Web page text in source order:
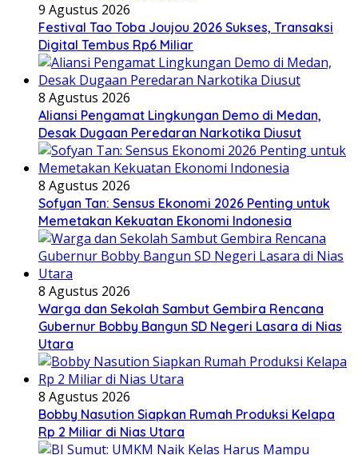
9 Agustus 2026
Festival Tao Toba Joujou 2026 Sukses, Transaksi
Digital Tembus Rp6 Miliar
8 Agustus 2026
Aliansi Pengamat Lingkungan Demo di Medan,
Desak Dugaan Peredaran Narkotika Diusut
8 Agustus 2026
Sofyan Tan: Sensus Ekonomi 2026 Penting untuk
Memetakan Kekuatan Ekonomi Indonesia
8 Agustus 2026
Warga dan Sekolah Sambut Gembira Rencana
Gubernur Bobby Bangun SD Negeri Lasara di Nias
Utara
8 Agustus 2026
Bobby Nasution Siapkan Rumah Produksi Kelapa
Rp 2 Miliar di Nias Utara